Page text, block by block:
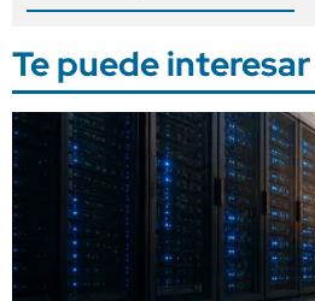
Te puede interesar